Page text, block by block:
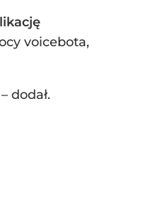
voicebota,
dodał.